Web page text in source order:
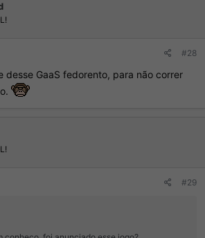
#28
desse GaaS fedorento, para não correr
#29